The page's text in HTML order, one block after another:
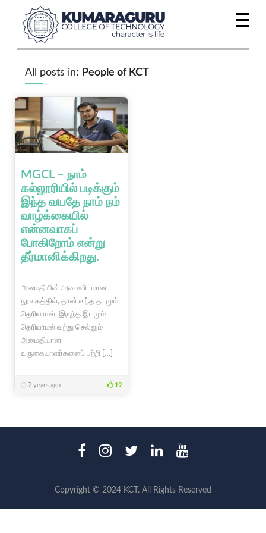
All posts in: People of KCT
MGCL – நாம்
கல்லூரியில் படிக்கும்
இந்த வயதே நாம் நம்
வாழ்க்கையில்
என்னவாகப்
போகிறோம் என்று
தீர்மானிக்கிறது.
அமைதியின் அமைவிடமான
நூலகத்தில், தான் வந்த தடமும்
தெரியாமல், இருந்த இடமும்
தெரியாமல் வந்து செல்லும்
அமைதியான
வருகையாளர்களைப் பற்றி […]
7 years ago 19
Copyright © 2024 KCT. All Rights Reserved